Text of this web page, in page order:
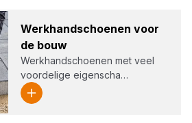
Werk­hand­schoe­nen voor
de bouw
Werkhandschoenen met veel
voordelige eigenscha…